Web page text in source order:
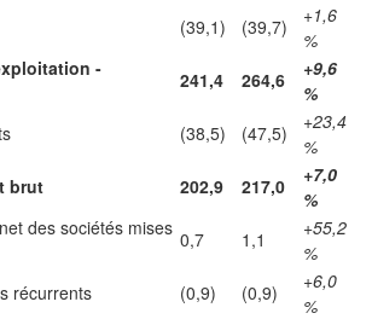
(39,1) (39,7)
+1,6
%
-
241,4 264,6
+9,6
%
(38,5) (47,5)
+23,4
%
brut
202,9 217,0
+7,0
%
des sociétés mises 0,7 1,1
+55,2
%
récurrents
(0,9) (0,9)
+6,0
%